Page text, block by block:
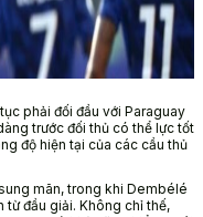
phải đối đầu với Paraguay
trước đối thủ có thể lực tốt
độ hiện tại của các cầu thủ
mãn, trong khi Dembélé
từ đầu giải. Không chỉ thế,